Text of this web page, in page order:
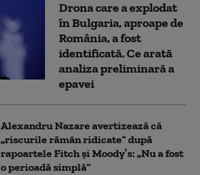
Drona care a explodat
în Bulgaria, aproape de
România, a fost
identificată. Ce arată
analiza preliminară a
epavei
Alexandru Nazare avertizează că
„riscurile rămân ridicate” după
rapoartele Fitch și Moody’s: „Nu a fost
o perioadă simplă”